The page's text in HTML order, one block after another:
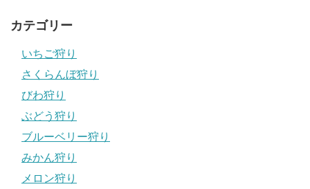
カテゴリー
いちご狩り
さくらんぼ狩り
びわ狩り
ぶどう狩り
ブルーベリー狩り
みかん狩り
メロン狩り